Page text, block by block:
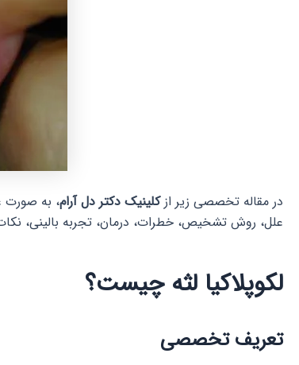
در مقاله تخصصی زیر ازکلینیک دکتر دل آرام، به صورت
علل، روش تشخیص، خطرات، درمان، تجربه بالینی،
لکوپلاکیا لثه چیست؟
تعریف تخصصی